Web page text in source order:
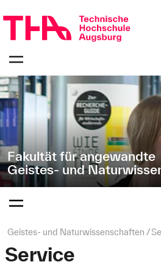
überspringen
zur
Navigation
"Geistes-
und
Naturwissenschaften"
Fakultät für angewandte
Geistes- und
bestätigen
Öffnen
des
Menüs
bestätigen
des
Seitenpfad:
Geistes- und Naturwissenschaften
Service